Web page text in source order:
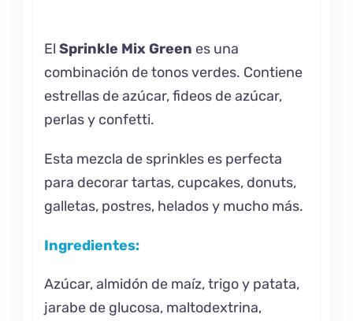
El Sprinkle Mix Green es una
combinación de tonos verdes. Contiene
estrellas de azúcar, fideos de azúcar,
perlas y confetti.
Esta mezcla de sprinkles es perfecta
para decorar tartas, cupcakes, donuts,
galletas, postres, helados y mucho más.
Ingredientes:
Azúcar, almidón de maíz, trigo y patata,
jarabe de glucosa, maltodextrina,